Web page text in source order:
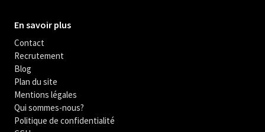
En savoir plus
Contact
Recrutement
Blog
Plan du site
Mentions légales
Qui sommes-nous?
Politique de confidentialité